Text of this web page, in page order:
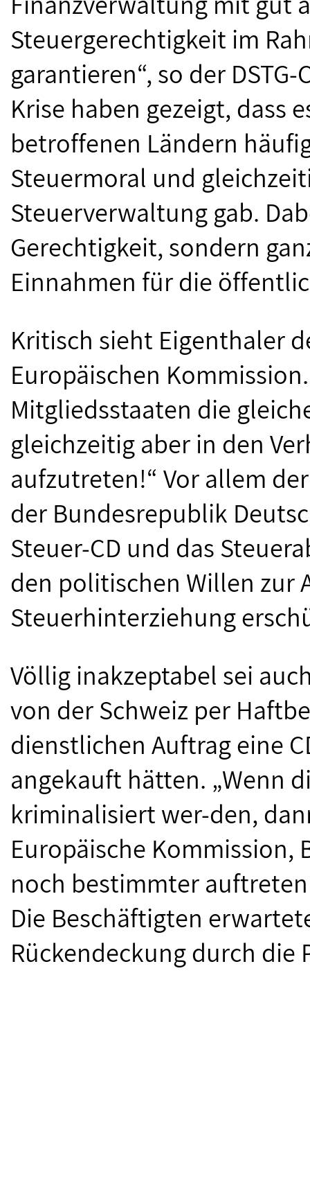
Steuergerechtigkeit im
garantieren“, so der
Krise haben gezeigt, dass
betroffenen Ländern
Steuermoral und
Steuerverwaltung gab.
Gerechtigkeit, sondern
Einnahmen für die
Kritisch sieht Eigenthaler
Europäischen
Mitgliedsstaaten die
gleichzeitig aber in den
aufzutreten!“ Vor allem
der Bundesrepublik
Steuer-CD und das
den politischen Willen zur
Steuerhinterziehung
Völlig inakzeptabel sei
von der Schweiz per
dienstlichen Auftrag eine
angekauft hätten. „Wenn
kriminalisiert wer-den,
Europäische Kommission,
noch bestimmter
Die Beschäftigten
Rückendeckung durch die